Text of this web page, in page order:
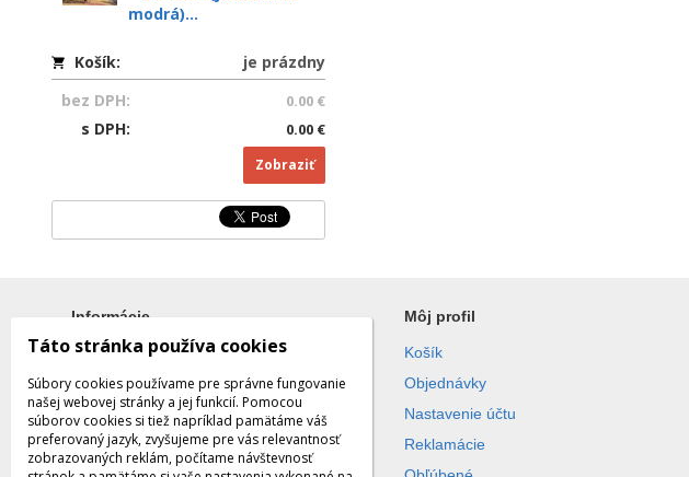
modrá)...
Košík:
je prázdny
bez DPH:
0.00 €
s DPH: 0.00 €
Zobraziť
Informácie
Všetko o nákupe
Obchodné podmienky
Ochrana súkromia
Môj profil
Košík
Objednávky
Nastavenie účtu
Reklamácie
Táto stránka používa cookies
Súbory cookies používame pre správne fungovanie
našej webovej stránky a jej funkcií. Pomocou
súborov cookies si tiež napríklad pamätáme váš
preferovaný jazyk, zvyšujeme pre vás relevantnosť
zobrazovaných reklám, počítame návštevnosť